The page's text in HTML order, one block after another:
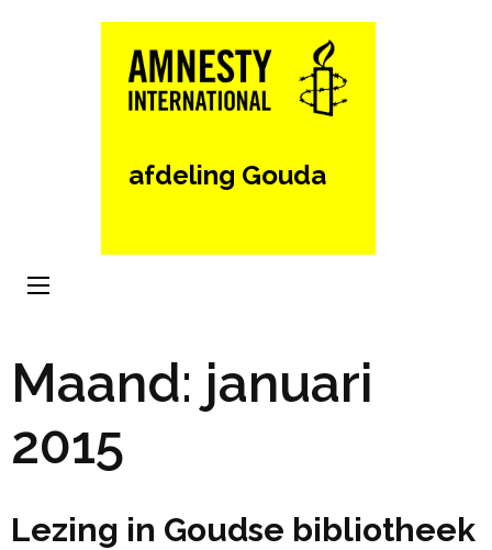
afdeling Gouda
Maand: januari
2015
Lezing in Goudse bibliotheek